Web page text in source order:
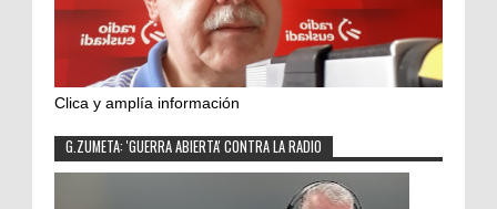
Clica y amplía información
G.ZUMETA: 'GUERRA ABIERTA' CONTRA LA RADIO